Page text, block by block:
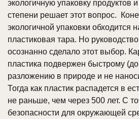
экологичную упаковку продуктов
степени решает этот вопрос.
экологичной упаковки обходится
пластиковая тара. Но
осознанно сделало этот выбор.
пластика подвержен быстрому
разложению в природе и не
Тогда как пластик распадется в
не раньше, чем через 500 лет. С
безопасности для окружающей